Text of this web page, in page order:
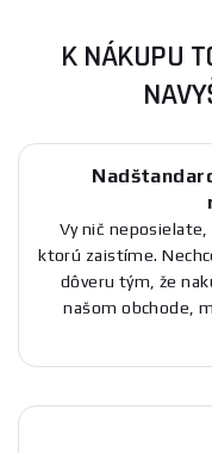
K NÁKUPU
Vy nič
ktorú zaistíme.
dôveru tým, že
našom obchode,